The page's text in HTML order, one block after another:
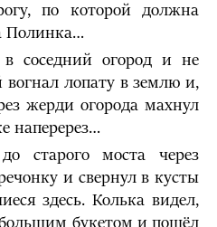
по которой должна
Полинка…
в соседний огород и не
лопату в землю и,
жерди огорода махнул
наперерез…
старого моста через
и свернул в кусты
здесь. Колька видел,
букетом и пошёл